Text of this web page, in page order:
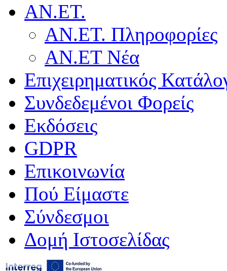
ΑΝ.ΕΤ.
ΑΝ.ΕΤ. Πληροφορίες
ΑΝ.ΕΤ Νέα
Επιχειρηματικός
Συνδεδεμένοι Φορείς
Εκδόσεις
GDPR
Επικοινωνία
Πού Είμαστε
Σύνδεσμοι
Δομή Ιστοσελίδας